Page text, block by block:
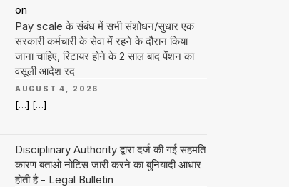
on
Pay scale के संबंध में सभी संशोधन/सुधार एक
सरकारी कर्मचारी के सेवा में रहने के दौरान किया
जाना चाहिए, रिटायर होने के 2 साल बाद पेंशन का
वसूली आदेश रद
AUGUST 4, 2026
[…] […]
Disciplinary Authority द्वारा दर्ज की गई सहमति
कारण बताओ नोटिस जारी करने का बुनियादी आधार
होती है - Legal Bulletin